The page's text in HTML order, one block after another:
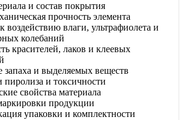
и состав покрытия
прочность элемента
воздействию влаги, ультрафиолета и
колебаний
красителей, лаков и клеевых
запаха и выделяемых веществ
пиролиза и токсичности
свойства материала
продукции
упаковки и комплектности